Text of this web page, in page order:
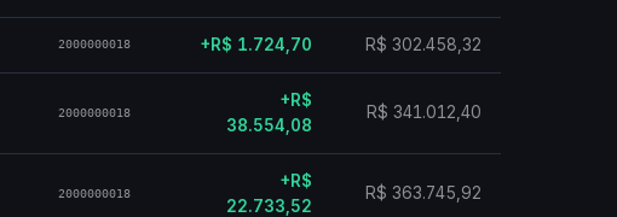
2000000018 +R$ 1.724,70 R$ 302.458,32
2000000018
+R$
38.554,08
R$ 341.012,40
2000000018
+R$
22.733,52
R$ 363.745,92